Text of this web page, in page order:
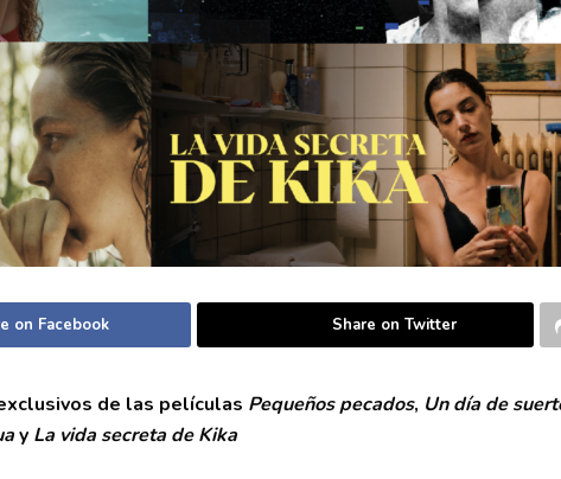
on Facebook Share on Twitter
de las películas Pequeños pecados, Un día de
y La vida secreta de Kika